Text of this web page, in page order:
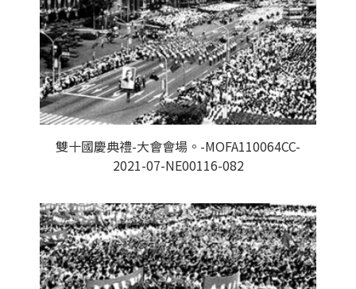
雙十國慶典禮-大會會場。-MOFA110064CC-
2021-07-NE00116-082